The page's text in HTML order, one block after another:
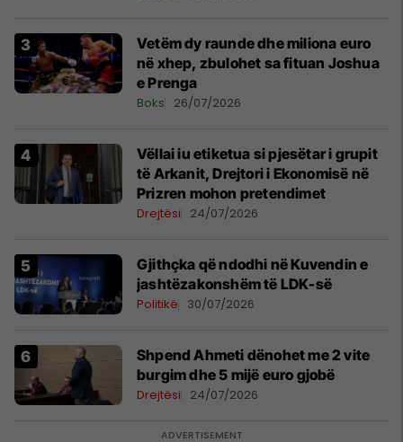
Vetëm dy raunde dhe miliona euro
në xhep, zbulohet sa fituan Joshua
e Prenga
Boks 26/07/2026
Vëllai iu etiketua si pjesëtar i grupit
të Arkanit, Drejtori i Ekonomisë në
Prizren mohon pretendimet
Drejtësi 24/07/2026
Gjithçka që ndodhi në Kuvendin e
jashtëzakonshëm të LDK-së
Politikë 30/07/2026
Shpend Ahmeti dënohet me 2 vite
burgim dhe 5 mijë euro gjobë
Drejtësi 24/07/2026